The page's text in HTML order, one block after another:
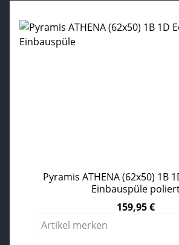
Pyramis ATHENA (62x50) 1B
Einbauspüle
159,95 €
Artikel merken